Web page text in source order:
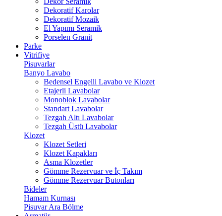
Dekoratif Karolar
Dekoratif Mozaik
El Yapımı Seramik
Porselen Granit
Parke
Vitrifiye
Pisuvarlar
Banyo Lavabo
Bedensel Engelli Lavabo ve Klozet
Etajerli Lavabolar
Monoblok Lavabolar
Standart Lavabolar
Tezgah Altı Lavabolar
Tezgah Üstü Lavabolar
Klozet
Klozet Setleri
Klozet Kapakları
Asma Klozetler
Gömme Rezervuar ve İç Takım
Gömme Rezervuar Butonları
Bideler
Hamam Kurnası
Pisuvar Ara Bölme